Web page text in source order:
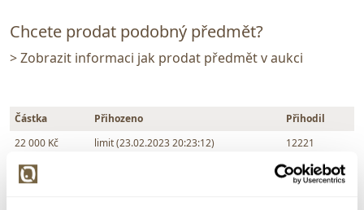
Chcete prodat podobný předmět?
> Zobrazit informaci jak prodat předmět v aukci
Částka Přihozeno
Přihodil
22 000 Kč
limit (23.02.2023 20:23:12)
12221
22 000 Kč
9289